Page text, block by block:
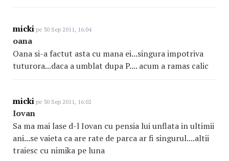
micki pe 30 Sep 2011, 16:04
oana
Oana si-a factut asta cu mana ei...singura impotriva
tuturora...daca a umblat dupa P.... acum a ramas calic
micki pe 30 Sep 2011, 16:02
Iovan
Sa ma mai lase d-l Iovan cu pensia lui unflata in ultimii
ani...se vaieta ca are rate de parca ar fi singurul....altii
traiesc cu nimika pe luna